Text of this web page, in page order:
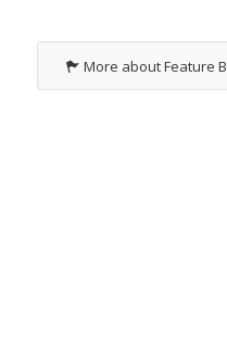
More about Feature B